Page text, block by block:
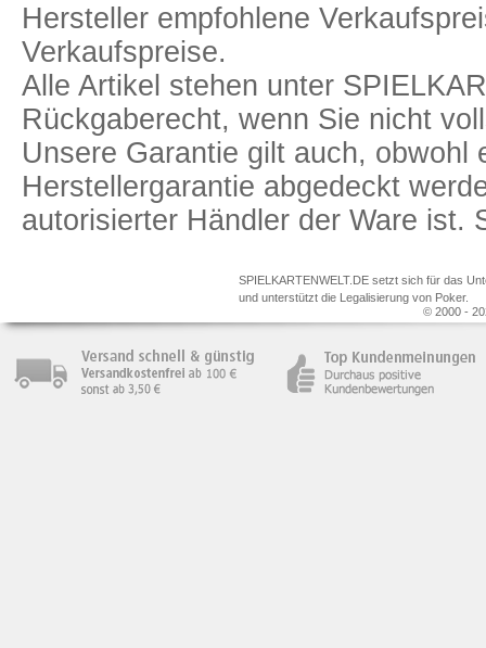
Hersteller empfohlene
Verkaufspreise.
Alle Artikel stehen unter
Rückgaberecht, wenn Sie nicht
Unsere Garantie gilt auch, obwohl
Herstellergarantie abgedeckt
autorisierter Händler der Ware ist.
SPIELKARTENWELT.DE setzt sich für das
und unterstützt die Legalisierung von Poker.
© 2000 -